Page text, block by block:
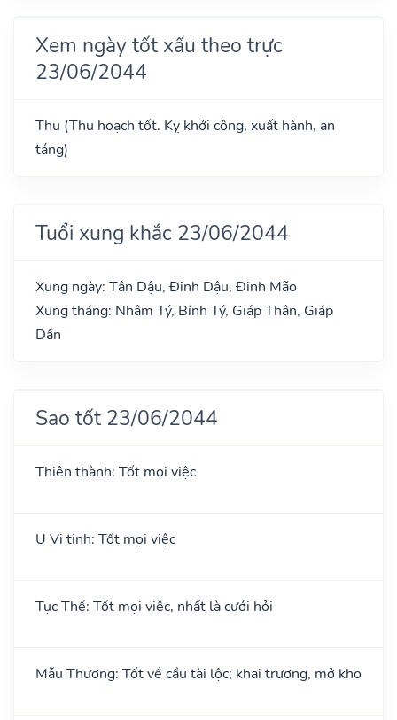
Xem ngày tốt xấu theo trực
23/06/2044
Thu (Thu hoạch tốt. Kỵ khởi công, xuất hành, an
táng)
Tuổi xung khắc 23/06/2044
Xung ngày: Tân Dậu, Đinh Dậu, Đinh Mão
Xung tháng: Nhâm Tý, Bính Tý, Giáp Thân, Giáp
Dần
Sao tốt 23/06/2044
Thiên thành: Tốt mọi việc
U Vi tinh: Tốt mọi việc
Tục Thế: Tốt mọi việc, nhất là cưới hỏi
Mẫu Thương: Tốt về cầu tài lộc; khai trương, mở kho